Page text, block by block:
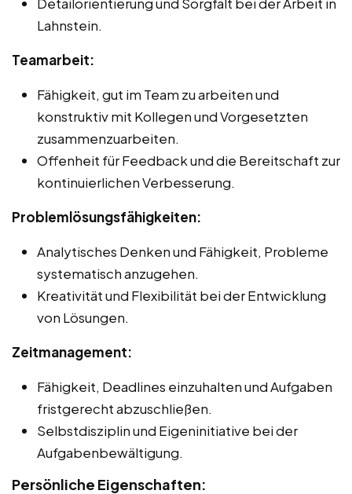
Lahnstein.
Teamarbeit:
Fähigkeit, gut im Team zu arbeiten und
konstruktiv mit Kollegen und Vorgesetzten
zusammenzuarbeiten.
Offenheit für Feedback und die Bereitschaft zur
kontinuierlichen Verbesserung.
Problemlösungsfähigkeiten:
Analytisches Denken und Fähigkeit, Probleme
systematisch anzugehen.
Kreativität und Flexibilität bei der Entwicklung
von Lösungen.
Zeitmanagement:
Fähigkeit, Deadlines einzuhalten und Aufgaben
fristgerecht abzuschließen.
Selbstdisziplin und Eigeninitiative bei der
Aufgabenbewältigung.
Persönliche Eigenschaften: